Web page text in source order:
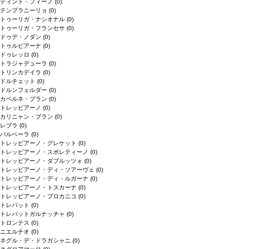
ティント・フィーノ (0)
テンプラニーリョ (0)
トゥーリガ・ナシオナル (0)
トゥーリガ・フランセサ (0)
ドゥデ・ノダン (0)
トゥルビアーナ (0)
ドゥレッロ (0)
トラジャデューラ (0)
トリンカデイラ (0)
ドルチェット (0)
ドルンフェルダー (0)
カベルネ・ブラン (0)
トレッビアーノ (0)
カリニャン・ブラン (0)
レブラ (0)
バルベーラ (0)
トレッビアーノ・グレケット (0)
トレッビアーノ・スポレティーノ (0)
トレッビアーノ・ダブルッツォ (0)
トレッビアーノ・ディ・ソアーヴェ (0)
トレッビアーノ・ディ・ルガーナ (0)
トレッビアーノ・トスカーナ (0)
トレッビアーノ・プロカニコ (0)
トレパット (0)
トレパットガルナッチャ (0)
トロンテス (0)
ニエルチオ (0)
ネグル・デ・ドラガシャニ (0)